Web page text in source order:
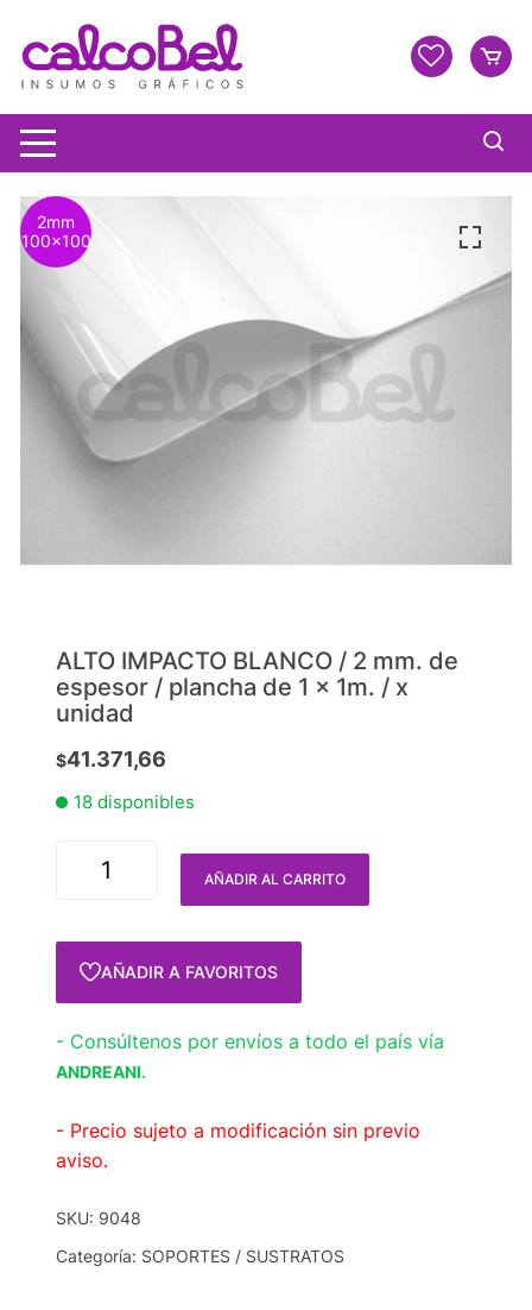
2mm
100x100
ALTO IMPACTO BLANCO / 2 mm. de
espesor / plancha de 1 x 1m. / x
unidad
$41.371,66
18 disponibles
AÑADIR AL CARRITO
AÑADIR A FAVORITOS
- Consúltenos por envíos a todo el país vía
ANDREANI.
- Precio sujeto a modificación sin previo
aviso.
SKU: 9048
Categoría: SOPORTES / SUSTRATOS